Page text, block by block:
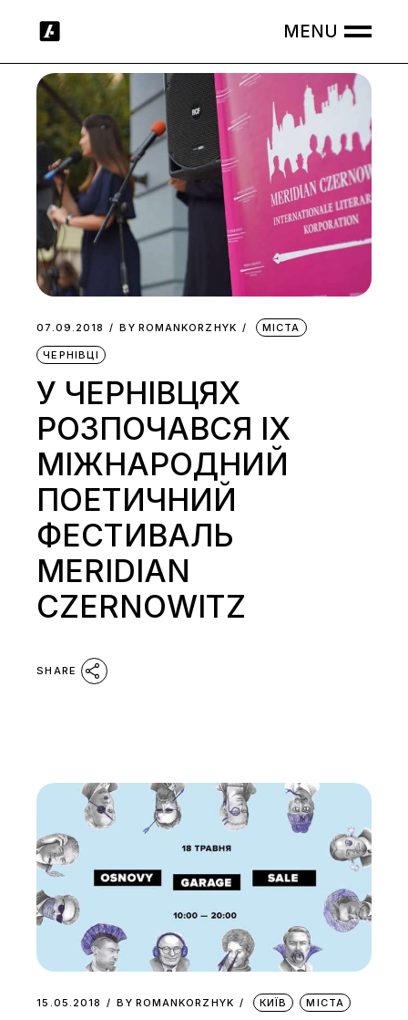
07.09.2018 BY ROMANKORZHYK МІСТА
ЧЕРНІВЦІ
У ЧЕРНІВЦЯХ
РОЗПОЧАВСЯ IX
МІЖНАРОДНИЙ
ПОЕТИЧНИЙ
ФЕСТИВАЛЬ
MERIDIAN
CZERNOWITZ
SHARE
15.05.2018 BY ROMANKORZHYK КИЇВ МІСТА